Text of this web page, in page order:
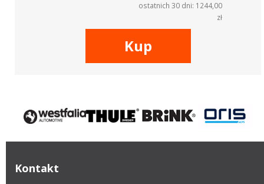
ostatnich 30 dni: 1244,00
zł
Kup
Kontakt